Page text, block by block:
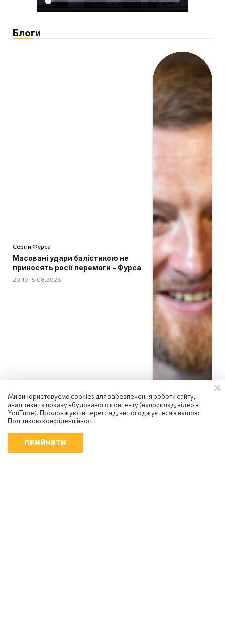
Блоги
Сергій Фурса
Масовані удари балістикою не
приносять росії перемоги - Фурса
20:10 | 5.08.2026
Ми використовуємо cookies для забезпечення роботи сайту,
аналітики та показу вбудованого контенту (наприклад, відео з
YouTube). Продовжуючи перегляд, ви погоджуєтеся з нашою
Політикою конфіденційності
ПРИЙНЯТИ